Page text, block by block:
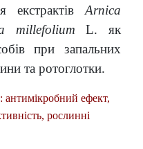
екстрактівArnica
millefolium L. як
при запальних
та ротоглотки.
антимікробний ефект,
рослинні